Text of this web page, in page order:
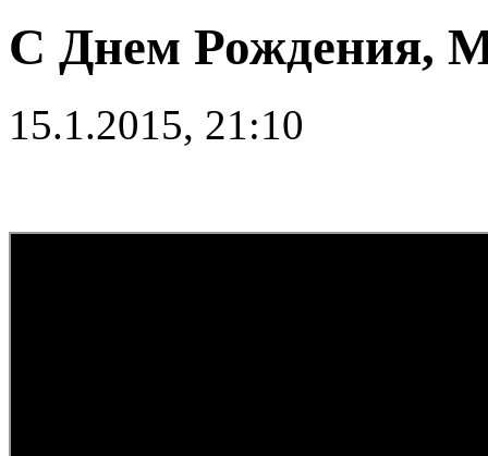
С Днем Рождения,
15.1.2015, 21:10